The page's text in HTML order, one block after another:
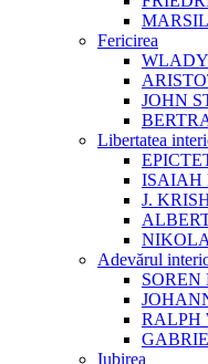
Fericirea
JOHN
Libertatea
ISAIAH
J.
Adevărul
RALPH
Iubirea